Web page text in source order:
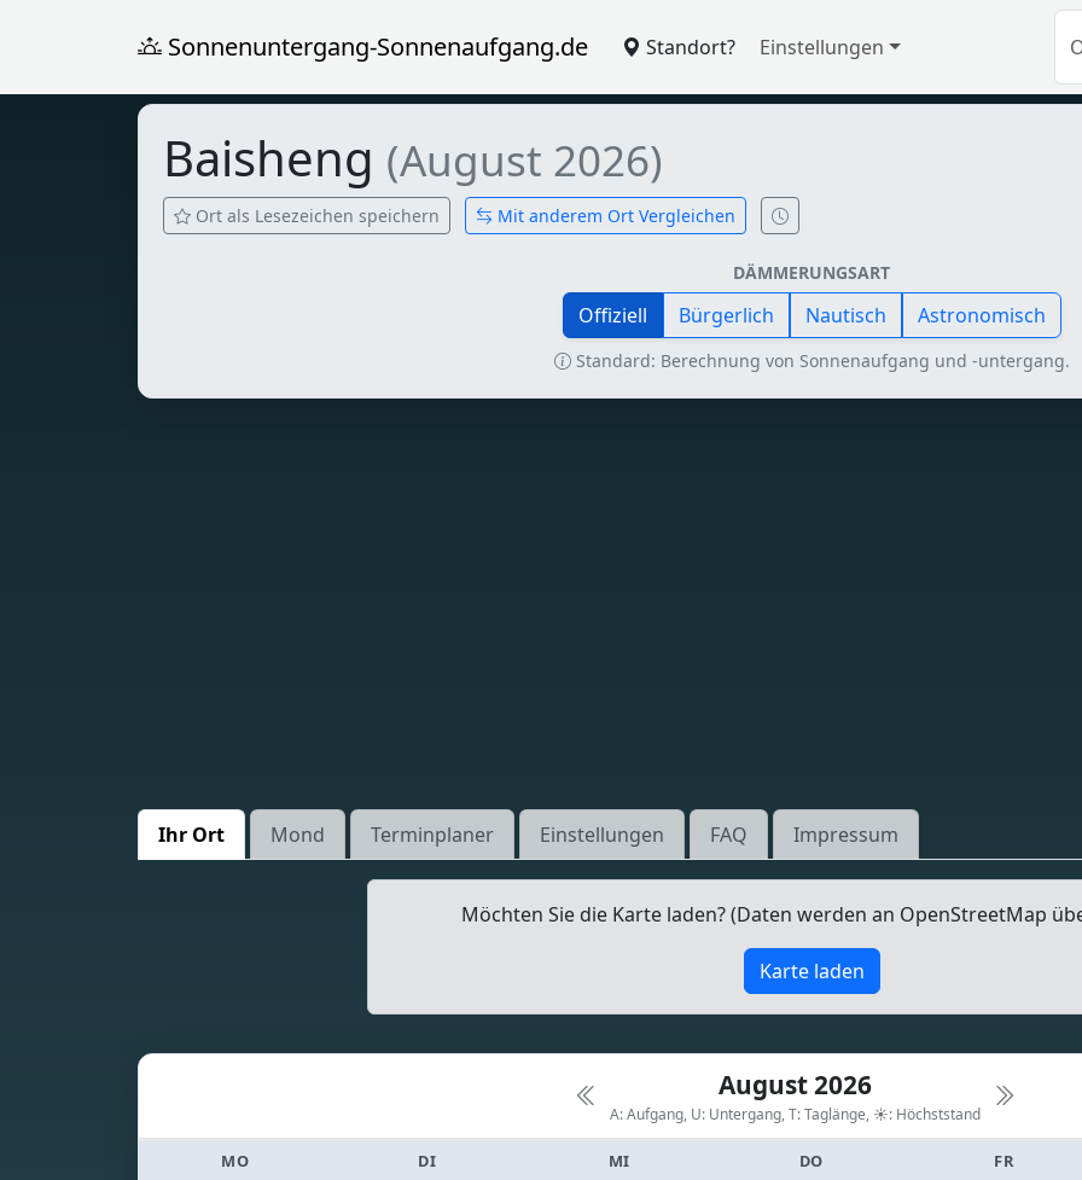
Sonnenuntergang-Sonnenaufgang.de Standort? Einstellungen
Baisheng (August 2026)
Ort als Lesezeichen speichern Mit anderem Ort Vergleichen
DÄMMERUNGSART
Offiziell Bürgerlich Nautisch Astronomisch
Standard: Berechnung von Sonnenaufgang und -untergang.
Ihr Ort Mond Terminplaner Einstellungen FAQ Impressum
Möchten Sie die Karte laden? (Daten werden an OpenStreetMap
Karte laden
August 2026
A: Aufgang, U: Untergang, T: Taglänge, ☀: Höchststand
MO DI MI DO FR